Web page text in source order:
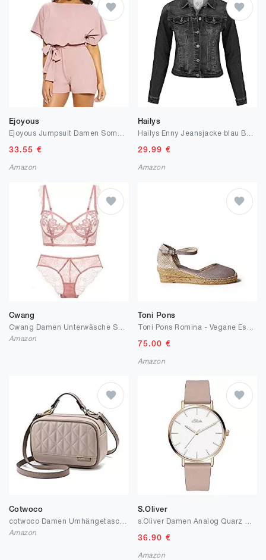
Ejoyous
33.55 €
Amazon
Hailys
29.99 €
Amazon
Cwang
Amazon
Toni Pons
75.00 €
Amazon
Cotwoco
Amazon
S.Oliver
36.90 €
Amazon